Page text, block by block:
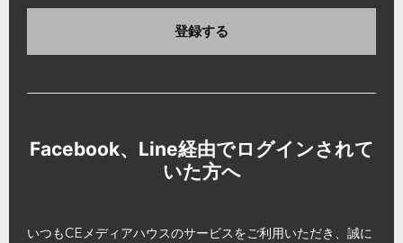
登録する
Facebook、Line経由でログインされて
いた方へ
いつもCEメディアハウスのサービスをご利用いただき、誠に